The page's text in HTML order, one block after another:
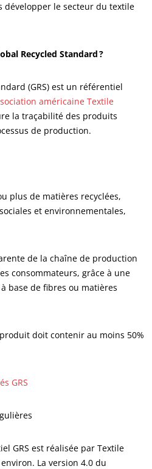
développer le secteur du textile
Recycled Standard ?
(GRS) est un référentiel
américaine Textile
la traçabilité des produits
de production.
plus de matières recyclées,
et environnementales,
de la chaîne de production
consommateurs, grâce à une
base de fibres ou matières
doit contenir au moins 50%
GRS
GRS est réalisée par Textile
La version 4.0 du